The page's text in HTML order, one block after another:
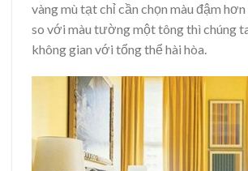
vàng mù tạt chỉ cần chọn màu đậm
so với màu tường một tông thì chúng
không gian với tổng thể hài hòa.